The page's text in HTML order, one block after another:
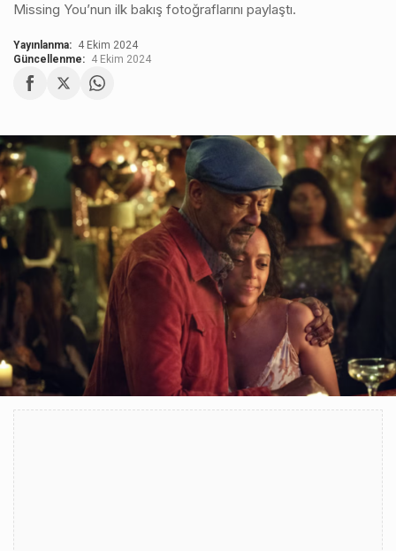
Missing You’nun ilk bakış fotoğraflarını paylaştı.
Yayınlanma: 4 Ekim 2024
Güncellenme: 4 Ekim 2024